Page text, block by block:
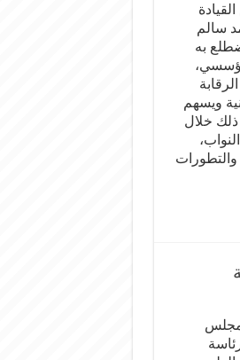
سالم
به
ويسهم
خلال
والتطورات
مجلس